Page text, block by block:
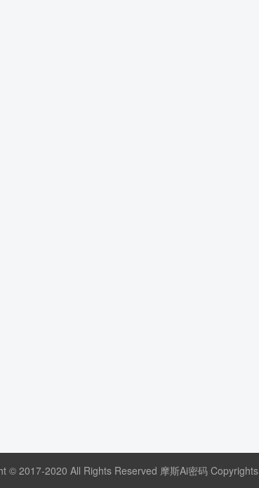
© 2017-2020 All Rights Reserved 摩斯Ai密码 Copyrights